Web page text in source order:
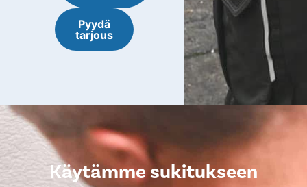
Pyydä
tarjous
Käytämme sukitukseen